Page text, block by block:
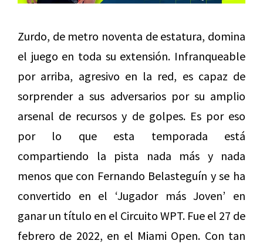
Zurdo, de metro noventa de estatura, domina
el juego en toda su extensión. Infranqueable
por arriba, agresivo en la red, es capaz de
sorprender a sus adversarios por su amplio
arsenal de recursos y de golpes. Es por eso
por lo que esta temporada está
compartiendo la pista nada más y nada
menos que con Fernando Belasteguín y se ha
convertido en el ‘Jugador más Joven’ en
ganar un título en el Circuito WPT. Fue el 27 de
febrero de 2022, en el Miami Open. Con tan